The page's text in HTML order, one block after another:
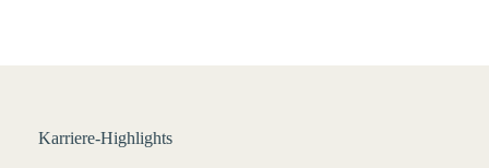
Karriere-Highlights